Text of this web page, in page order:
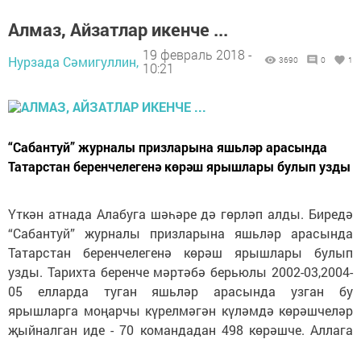
Алмаз, Айзатлар икенче ...
Нурзада Сәмигуллин, 19 февраль 2018 -
10:21
3690 0 1
“Сабантуй” журналы призларына яшьләр арасында
Татарстан беренчелегенә көрәш ярышлары булып узды
Үткән атнада Алабуга шәһәре дә гөрләп алды. Биредә
“Сабантуй” журналы призларына яшьләр арасында
Татарстан беренчелегенә көрәш ярышлары булып
узды. Тарихта беренче мәртәбә берьюлы 2002-03,2004-
05 елларда туган яшьләр арасында узган бу
ярышларга моңарчы күрелмәгән күләмдә көрәшчеләр
җыйналган иде - 70 командадан 498 көрәшче. Аллага